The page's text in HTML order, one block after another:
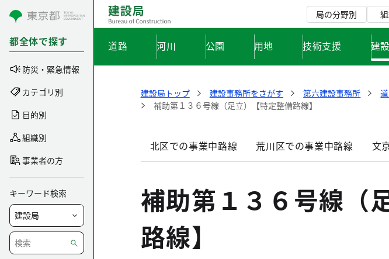
コンテンツにスキップ
都全体で探す
防災・緊急情報
カテゴリ別
目的別
組織別
事業者の方
キーワード検索
局の分野別
道路 河川 公園 用地 技術支援 建
建設局トップ 建設事務所をさがす 第六建設事務所
補助第１３６号線（足立）【特定整備路線】
北区での事業中路線 荒川区での事業中路線 文
補助第１３６号線（
路線】